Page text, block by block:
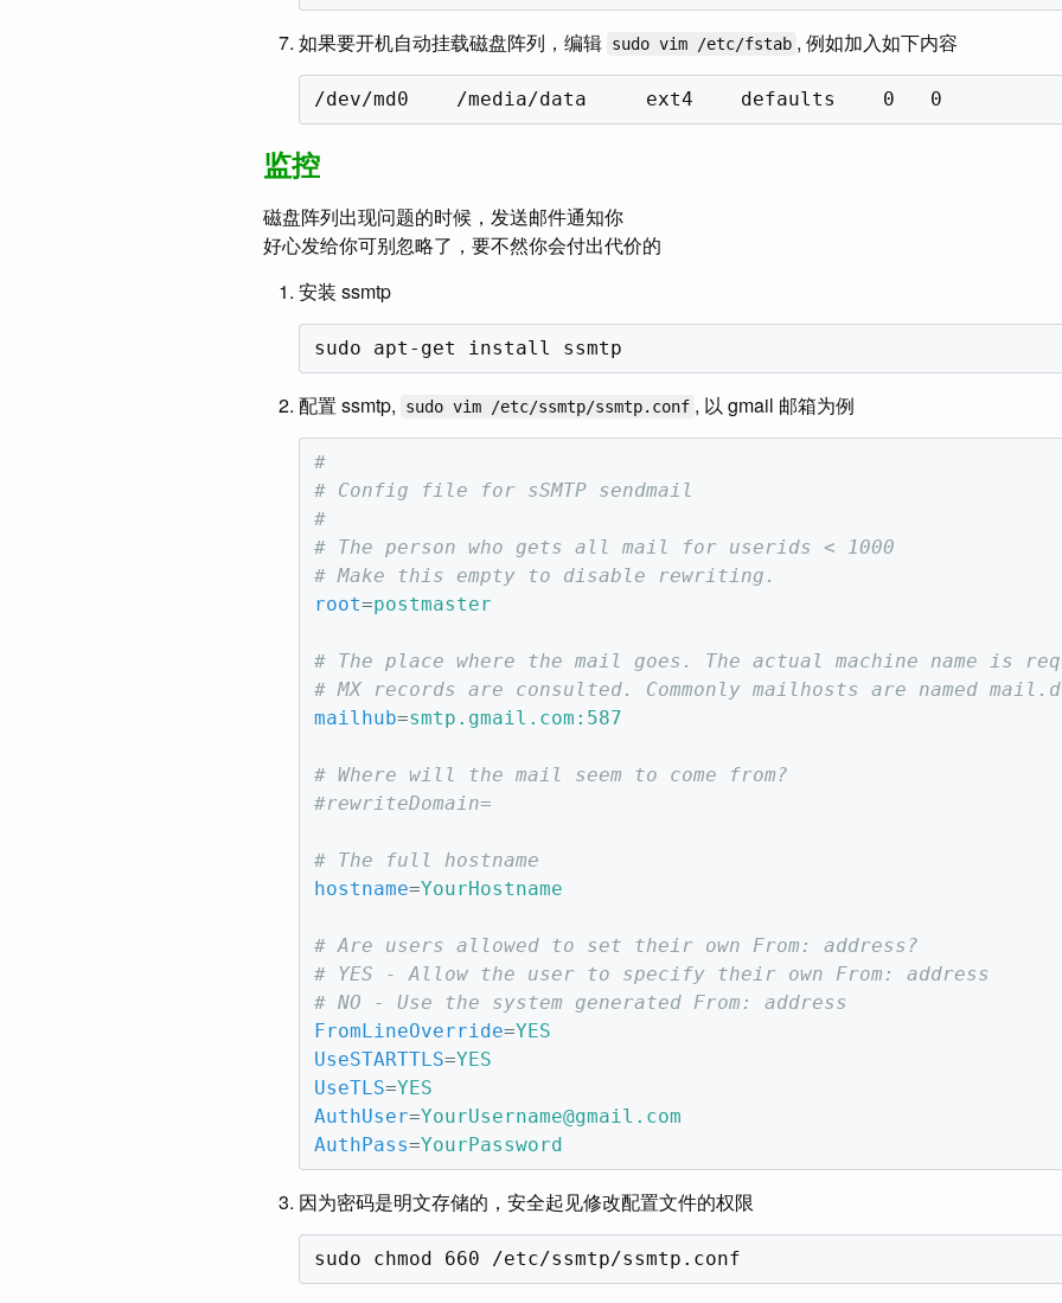
如果要开机自动挂载磁盘阵列，编辑 sudo vim /etc/fstab , 例如加入如下内容
监控
磁盘阵列出现问题的时候，发送邮件通知你
好心发给你可别忽略了，要不然你会付出代价的
安装 ssmtp
配置 ssmtp, sudo vim /etc/ssmtp/ssmtp.conf , 以 gmail 邮箱为例
#
# Config file for sSMTP sendmail
#
# The person who gets all mail for userids < 1000
# Make this empty to disable rewriting.
root=postmaster
# The place where the mail goes. The actual machine name is
# MX records are consulted. Commonly mailhosts are named
mailhub=smtp.gmail.com:587
# Where will the mail seem to come from?
#rewriteDomain=
# The full hostname
hostname=YourHostname
# Are users allowed to set their own From: address?
# YES - Allow the user to specify their own From: address
# NO - Use the system generated From: address
FromLineOverride=YES
UseSTARTTLS=YES
UseTLS=YES
AuthUser=YourUsername@gmail.com
AuthPass=YourPassword
因为密码是明文存储的，安全起见修改配置文件的权限